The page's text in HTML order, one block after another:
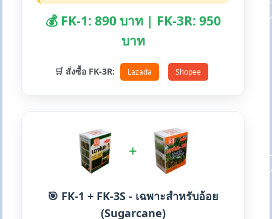
💰 FK-1: 890 บาท | FK-3R: 950
บาท
🛒 สั่งซื้อ FK-3R: Lazada Shopee
+
🎯 FK-1 + FK-3S - เฉพาะสำหรับอ้อย
(Sugarcane)